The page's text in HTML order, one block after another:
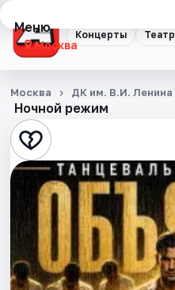
Концерты Театр
Меню
Москва
Концерты
Театр
Стендап
Выставки
Квесты
Экскурсии
Ночной режим
Москва ДК им. В.И. Ленина